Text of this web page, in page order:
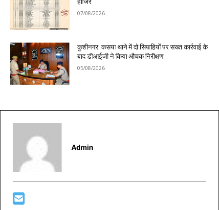
हाजिर
07/08/2026
कुशीनगर: कसया थाने में दो सिपाहियों पर सख्त कार्रवाई के
बाद डीआईजी ने किया औचक निरीक्षण
05/08/2026
Admin